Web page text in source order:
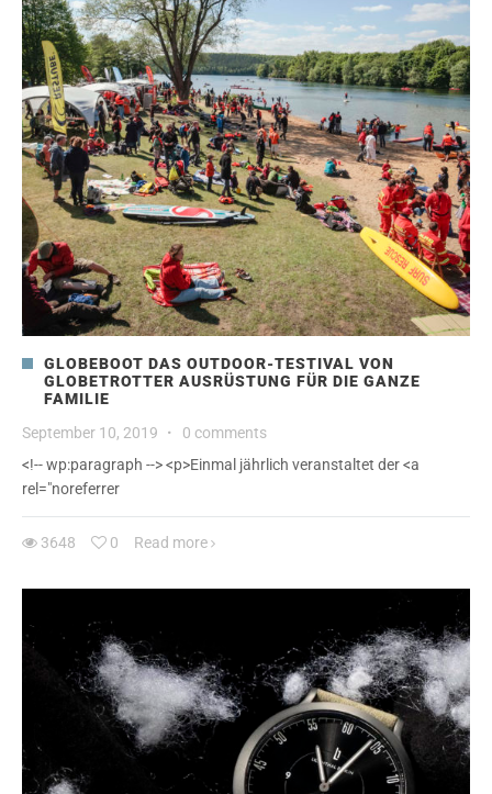
GLOBEBOOT DAS OUTDOOR-TESTIVAL VON
GLOBETROTTER AUSRÜSTUNG FÜR DIE GANZE
FAMILIE
September 10, 2019
·
0 comments
<!-- wp:paragraph --> <p>Einmal jährlich veranstaltet der <a
rel="noreferrer
3648 0 Read more